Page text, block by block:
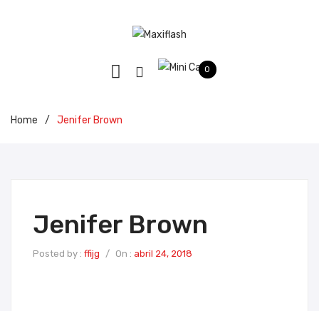
0
Home / Jenifer Brown
Jenifer Brown
Posted by : ffijg / On : abril 24, 2018